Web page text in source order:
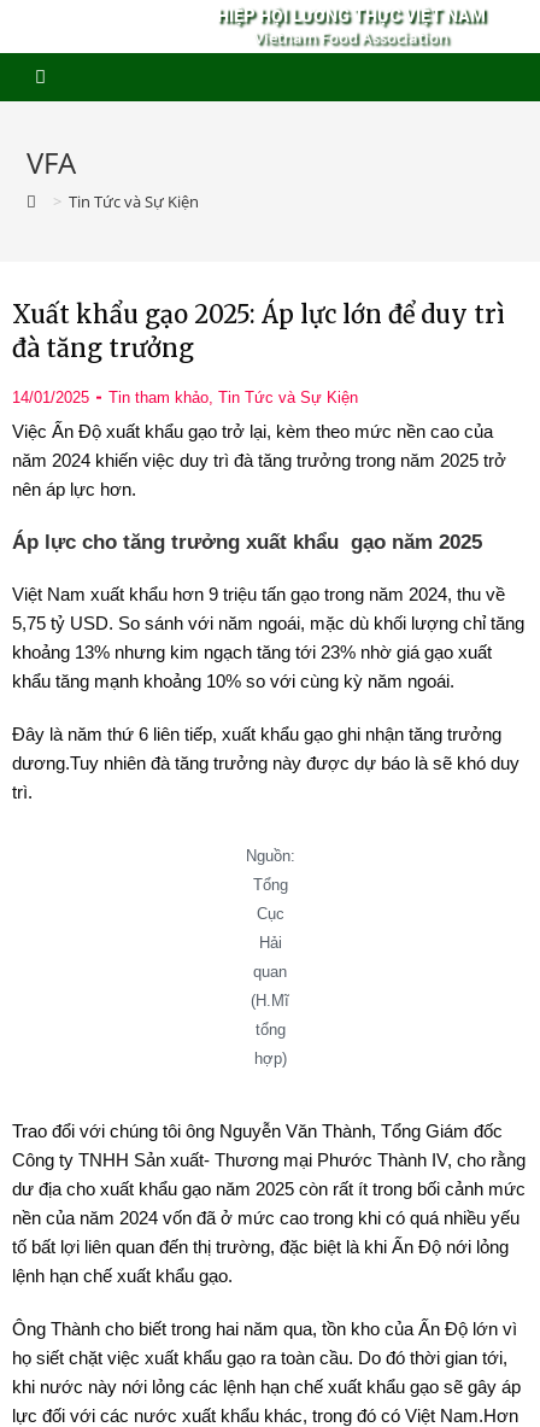
HIỆP HỘI LƯƠNG THỰC VIỆT NAM
Vietnam Food Association
VFA
> Tin Tức và Sự Kiện
Xuất khẩu gạo 2025: Áp lực lớn để duy trì
đà tăng trưởng
14/01/2025 Tin tham khảo, Tin Tức và Sự Kiện
Việc Ấn Độ xuất khẩu gạo trở lại, kèm theo mức nền cao của
năm 2024 khiến việc duy trì đà tăng trưởng trong năm 2025 trở
nên áp lực hơn.
Áp lực cho tăng trưởng xuất khẩu gạo năm 2025
Việt Nam xuất khẩu hơn 9 triệu tấn gạo trong năm 2024, thu về
5,75 tỷ USD. So sánh với năm ngoái, mặc dù khối lượng chỉ tăng
khoảng 13% nhưng kim ngạch tăng tới 23% nhờ giá gạo xuất
khẩu tăng mạnh khoảng 10% so với cùng kỳ năm ngoái.
Đây là năm thứ 6 liên tiếp, xuất khẩu gạo ghi nhận tăng trưởng
dương.Tuy nhiên đà tăng trưởng này được dự báo là sẽ khó duy
trì.
Nguồn:
Tổng
Cục
Hải
quan
(H.Mĩ
tổng
hợp)
Trao đổi với chúng tôi ông Nguyễn Văn Thành, Tổng Giám đốc
Công ty TNHH Sản xuất- Thương mại Phước Thành IV, cho rằng
dư địa cho xuất khẩu gạo năm 2025 còn rất ít trong bối cảnh mức
nền của năm 2024 vốn đã ở mức cao trong khi có quá nhiều yếu
tố bất lợi liên quan đến thị trường, đặc biệt là khi Ấn Độ nới lỏng
lệnh hạn chế xuất khẩu gạo.
Ông Thành cho biết trong hai năm qua, tồn kho của Ấn Độ lớn vì
họ siết chặt việc xuất khẩu gạo ra toàn cầu. Do đó thời gian tới,
khi nước này nới lỏng các lệnh hạn chế xuất khẩu gạo sẽ gây áp
lực đối với các nước xuất khẩu khác, trong đó có Việt Nam.Hơn